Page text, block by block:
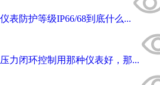
仪表防护等级IP66/68到底什么...
压力闭环控制用那种仪表好，那...